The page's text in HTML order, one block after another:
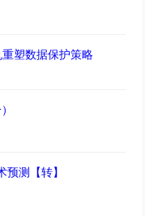
塑数据保护策略
测【转】